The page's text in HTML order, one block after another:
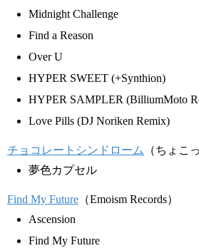
Midnight Challenge
Find a Reason
Over U
HYPER SWEET (+Synthion)
HYPER SAMPLER (BilliumMoto
Love Pills (DJ Noriken Remix)
チョコレートシンドローム
（ちょこ
夢色カプセル
Find My Future （Emoism Records）
Ascension
Find My Future